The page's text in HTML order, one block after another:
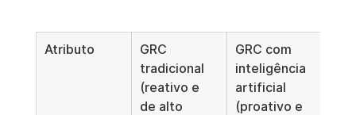
Atributo
GRC
tradicional
(reativo e
de alto
GRC com
inteligência
artificial
(proativo e